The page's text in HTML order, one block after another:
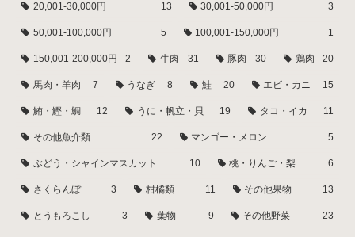
20,001-30,000円 13 30,001-50,000円 3
50,001-100,000円 5 100,001-150,000円 1
150,001-200,000円 2 牛肉 31 豚肉 30 鶏肉 20
馬肉・羊肉 7 うなぎ 8 鮭 20 エビ・カニ 15
鮪・鰹・鯛 12 うに・帆立・貝 19 タコ・イカ 11
その他魚介類 22 マンゴー・メロン 5
ぶどう・シャインマスカット 10 桃・りんご・梨 6
さくらんぼ 3 柑橘類 11 その他果物 13
とうもろこし 3 葉物 9 その他野菜 23